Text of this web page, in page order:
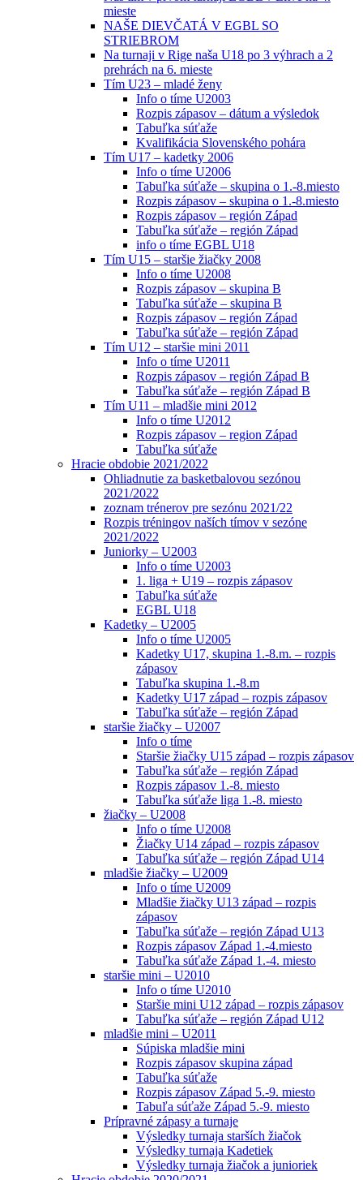
mieste
NAŠE DIEVČATÁ V EGBL SO
STRIEBROM
Na turnaji v Rige naša U18 po 3 výhrach a 2
prehrách na 6. mieste
Tím U23 – mladé ženy
Info o tíme U2003
Rozpis zápasov – dátum a výsledok
Tabuľka súťaže
Kvalifikácia Slovenského pohára
Tím U17 – kadetky 2006
Info o tíme U2006
Tabuľka súťaže – skupina o 1.-8.miesto
Rozpis zápasov – skupina o 1.-8.miesto
Rozpis zápasov – región Západ
Tabuľka súťaže – región Západ
info o tíme EGBL U18
Tím U15 – staršie žiačky 2008
Info o tíme U2008
Rozpis zápasov – skupina B
Tabuľka súťaže – skupina B
Rozpis zápasov – región Západ
Tabuľka súťaže – región Západ
Tím U12 – staršie mini 2011
Info o tíme U2011
Rozpis zápasov – región Západ B
Tabuľka súťaže – región Západ B
Tím U11 – mladšie mini 2012
Info o tíme U2012
Rozpis zápasov – region Západ
Tabuľka súťaže
Hracie obdobie 2021/2022
Ohliadnutie za basketbalovou sezónou
2021/2022
zoznam trénerov pre sezónu 2021/22
Rozpis tréningov naších tímov v sezóne
2021/2022
Juniorky – U2003
Info o tíme U2003
1. liga + U19 – rozpis zápasov
Tabuľka súťaže
EGBL U18
Kadetky – U2005
Info o tíme U2005
Kadetky U17, skupina 1.-8.m. – rozpis
zápasov
Tabuľka skupina 1.-8.m
Kadetky U17 západ – rozpis zápasov
Tabuľka súťaže – región Západ
staršie žiačky – U2007
Info o tíme
Staršie žiačky U15 západ – rozpis zápasov
Tabuľka súťaže – región Západ
Rozpis zápasov 1.-8. miesto
Tabuľka súťaže liga 1.-8. miesto
žiačky – U2008
Info o tíme U2008
Žiačky U14 západ – rozpis zápasov
Tabuľka súťaže – región Západ U14
mladšie žiačky – U2009
Info o tíme U2009
Mladšie žiačky U13 západ – rozpis
zápasov
Tabuľka súťaže – región Západ U13
Rozpis zápasov Západ 1.-4.miesto
Tabuľka súťaže Západ 1.-4. miesto
staršie mini – U2010
Info o tíme U2010
Staršie mini U12 západ – rozpis zápasov
Tabuľka súťaže – región Západ U12
mladšie mini – U2011
Súpiska mladšie mini
Rozpis zápasov skupina západ
Tabuľka súťaže
Rozpis zápasov Západ 5.-9. miesto
Tabuľa súťaže Západ 5.-9. miesto
Prípravné zápasy a turnaje
Výsledky turnaja starších žiačok
Výsledky turnaja Kadetiek
Výsledky turnaja žiačok a junioriek